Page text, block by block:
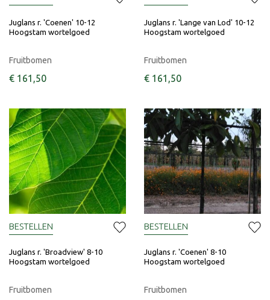
Juglans r. 'Coenen' 10-12
Hoogstam wortelgoed
Fruitbomen
€ 161 ,50
Juglans r. 'Lange van Lod' 10-12
Hoogstam wortelgoed
Fruitbomen
€ 161 ,50
Juglans r. 'Broadview' 8-10
Hoogstam wortelgoed
Fruitbomen
BESTELLEN
Juglans r. 'Coenen' 8-10
Hoogstam wortelgoed
Fruitbomen
BESTELLEN